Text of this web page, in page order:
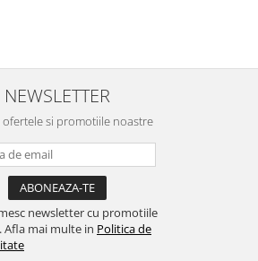
NEWSLETTER
ofertele si promotiile noastre
newsletter cu promotiile
Afla mai multe in Politica de